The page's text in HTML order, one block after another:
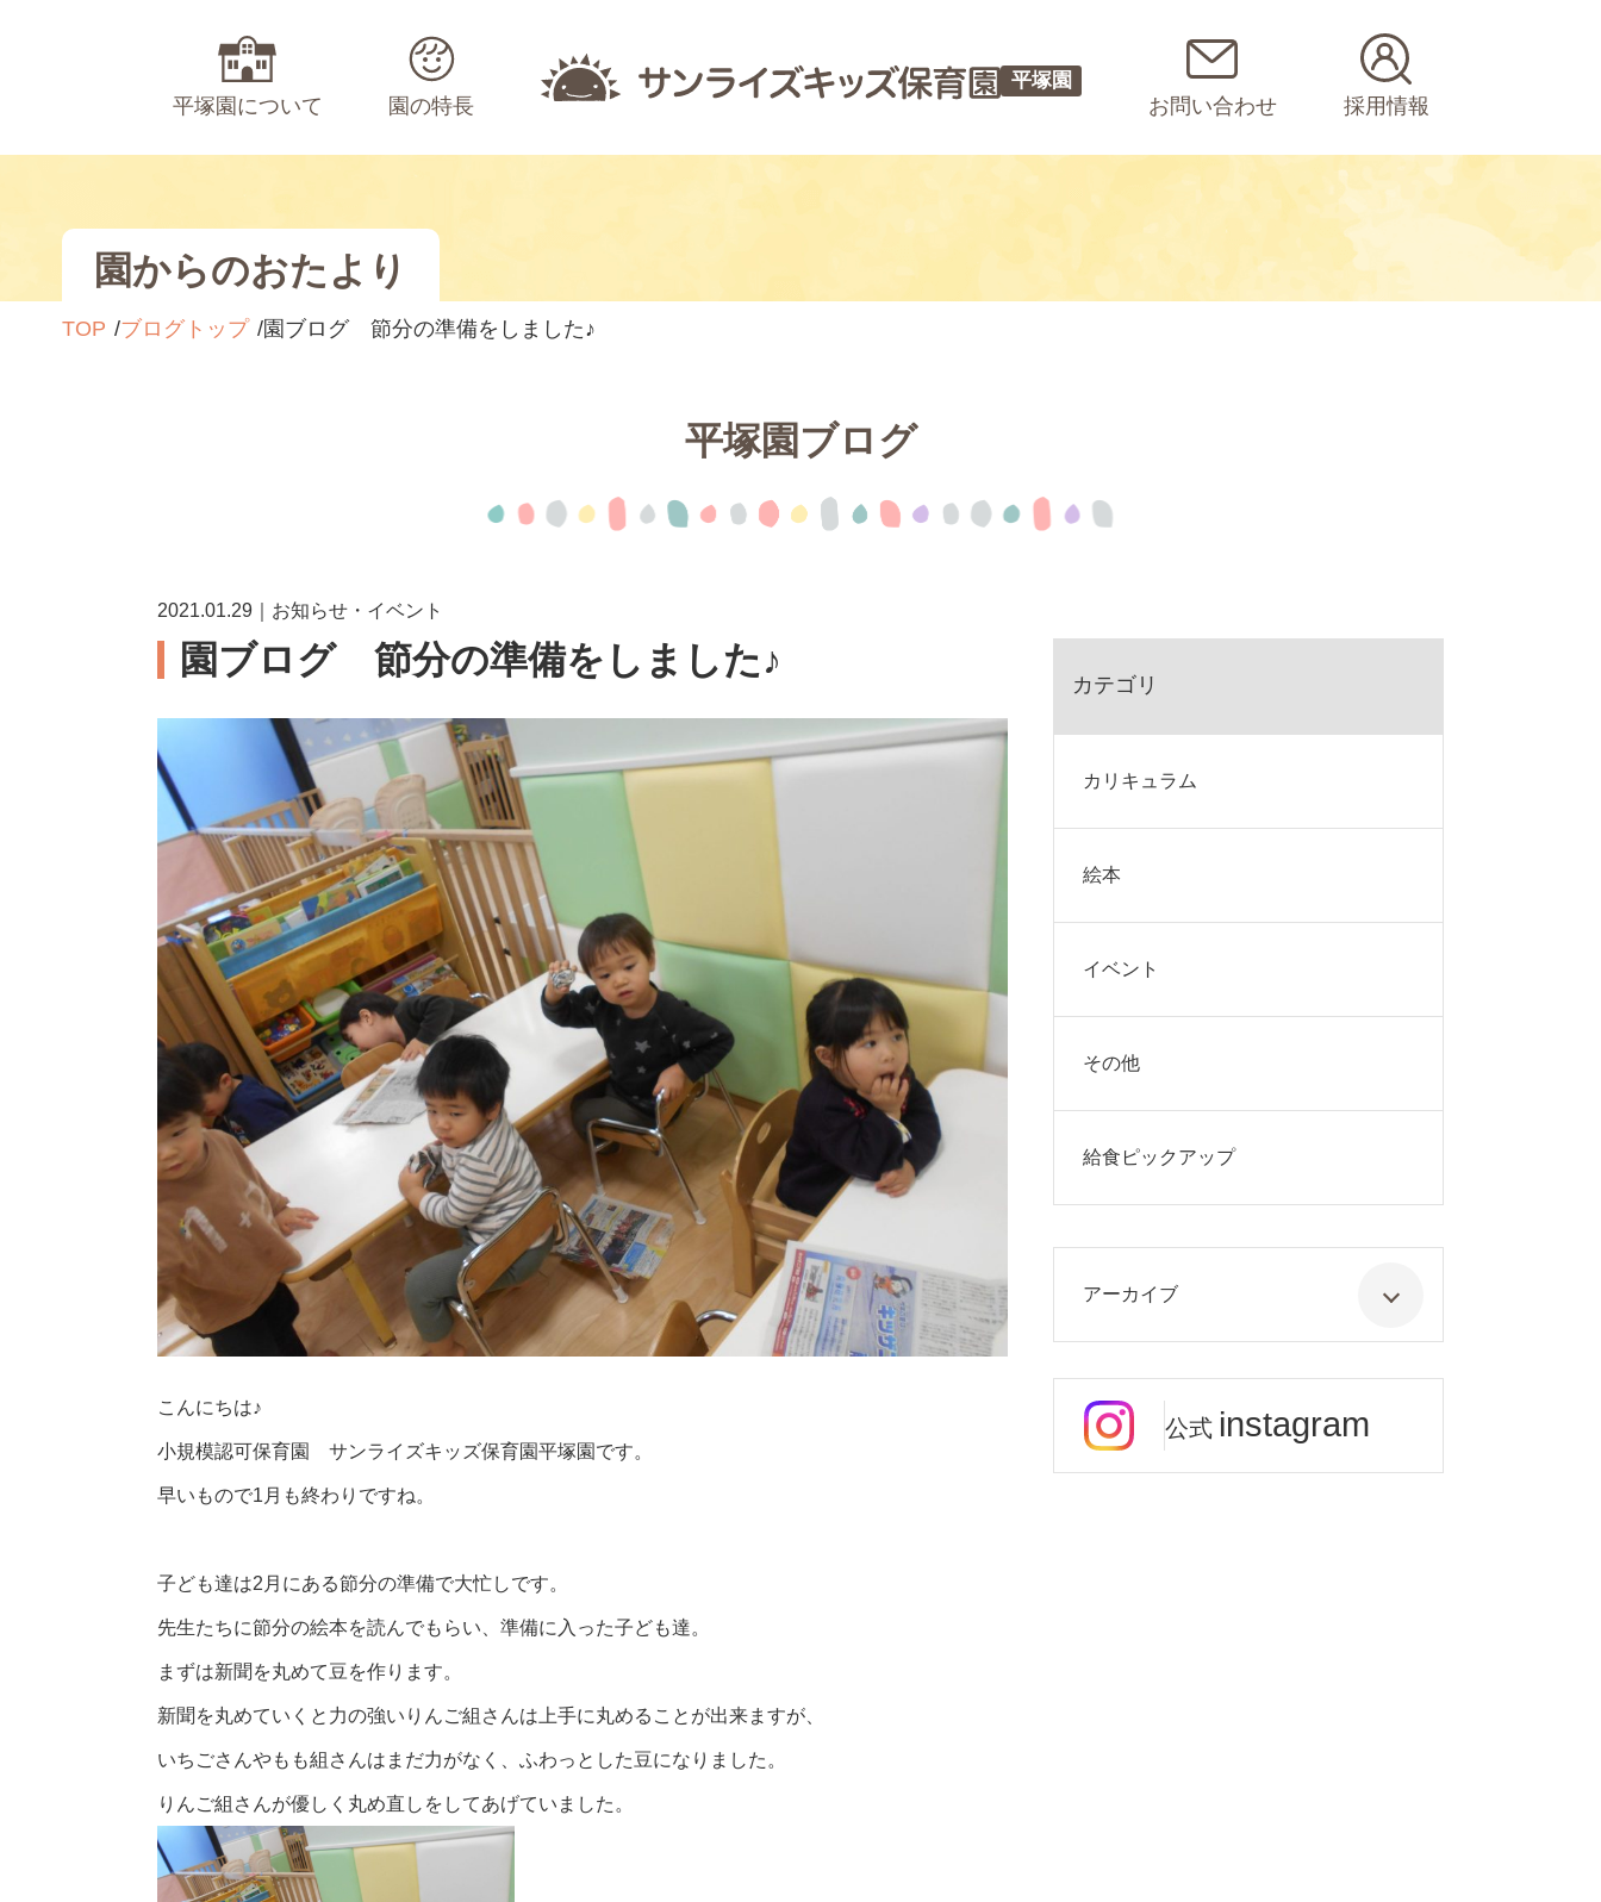
平塚園について 園の特長
平塚園
お問い合わせ 採用情報
園からのおたより
TOP ブログトップ 園ブログ 節分の準備をしました♪
平塚園ブログ
2021.01.29｜お知らせ・イベント
園ブログ 節分の準備をしました♪
こんにちは♪
小規模認可保育園 サンライズキッズ保育園平塚園です。
早いもので1月も終わりですね。
子ども達は2月にある節分の準備で大忙しです。
先生たちに節分の絵本を読んでもらい、準備に入った子ども達。
まずは新聞を丸めて豆を作ります。
新聞を丸めていくと力の強いりんご組さんは上手に丸めることが出来ますが、
いちごさんやもも組さんはまだ力がなく、ふわっとした豆になりました。
りんご組さんが優しく丸め直しをしてあげていました。
カテゴリ
カリキュラム
絵本
イベント
その他
給食ピックアップ
アーカイブ
公式 instagram